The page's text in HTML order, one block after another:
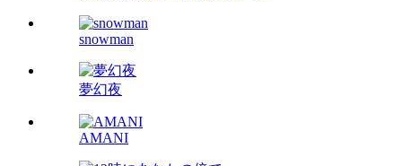
snowman
夢幻夜
AMANI